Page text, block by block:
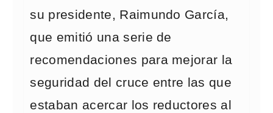
su presidente, Raimundo García,
que emitió una serie de
recomendaciones para mejorar la
seguridad del cruce entre las que
estaban acercar los reductores al